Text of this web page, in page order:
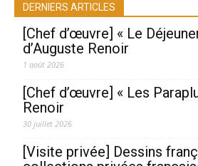
DERNIERS ARTICLES
[Chef d’œuvre] « Le
d’Auguste Renoir
1 août 2026
[Chef d’œuvre] « Les
Renoir
30 juillet 2026
[Visite privée] Dessins